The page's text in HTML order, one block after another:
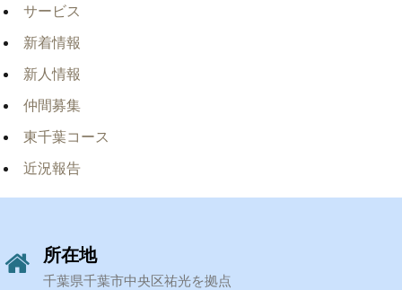
サービス
新着情報
新人情報
仲間募集
東千葉コース
近況報告
所在地
千葉県千葉市中央区祐光を拠点